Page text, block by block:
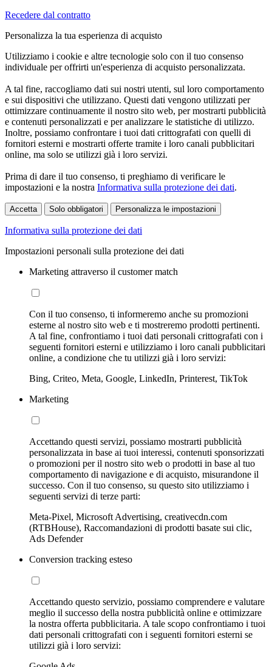
Recedere dal contratto
Personalizza la tua esperienza di acquisto
Utilizziamo i cookie e altre tecnologie solo con il tuo consenso
individuale per offrirti un'esperienza di acquisto personalizzata.
A tal fine, raccogliamo dati sui nostri utenti, sul loro comportamento
e sui dispositivi che utilizzano. Questi dati vengono utilizzati per
ottimizzare continuamente il nostro sito web, per mostrarti pubblicità
e contenuti personalizzati e per analizzare le statistiche di utilizzo.
Inoltre, possiamo confrontare i tuoi dati crittografati con quelli di
fornitori esterni e mostrarti offerte tramite i loro canali pubblicitari
online, ma solo se utilizzi già i loro servizi.
Prima di dare il tuo consenso, ti preghiamo di verificare le
impostazioni e la nostra Informativa sulla protezione dei dati.
Accetta Solo obbligatori Personalizza le impostazioni
Informativa sulla protezione dei dati
Impostazioni personali sulla protezione dei dati
Marketing attraverso il customer match
Con il tuo consenso, ti informeremo anche su promozioni
esterne al nostro sito web e ti mostreremo prodotti pertinenti.
A tal fine, confrontiamo i tuoi dati personali crittografati con i
seguenti fornitori esterni e utilizziamo i loro canali pubblicitari
online, a condizione che tu utilizzi già i loro servizi:
Bing, Criteo, Meta, Google, LinkedIn, Printerest, TikTok
Marketing
Accettando questi servizi, possiamo mostrarti pubblicità
personalizzata in base ai tuoi interessi, contenuti sponsorizzati
o promozioni per il nostro sito web o prodotti in base al tuo
comportamento di navigazione e di acquisto, misurandone il
successo. Con il tuo consenso, su questo sito utilizziamo i
seguenti servizi di terze parti:
Meta-Pixel, Microsoft Advertising, creativecdn.com
(RTBHouse), Raccomandazioni di prodotti basate sui clic,
Ads Defender
Conversion tracking esteso
Accettando questo servizio, possiamo comprendere e valutare
meglio il successo della nostra pubblicità online e ottimizzare
la nostra offerta pubblicitaria. A tale scopo confrontiamo i tuoi
dati personali crittografati con i seguenti fornitori esterni se
utilizzi già i loro servizi: